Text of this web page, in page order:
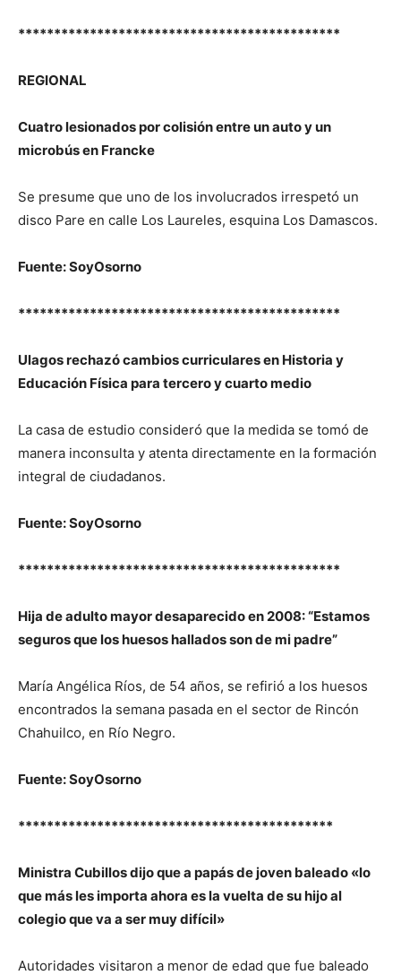
*********************************************
REGIONAL
Cuatro lesionados por colisión entre un auto y un
microbús en Francke
Se presume que uno de los involucrados irrespetó un
disco Pare en calle Los Laureles, esquina Los Damascos.
Fuente: SoyOsorno
*********************************************
Ulagos rechazó cambios curriculares en Historia y
Educación Física para tercero y cuarto medio
La casa de estudio consideró que la medida se tomó de
manera inconsulta y atenta directamente en la formación
integral de ciudadanos.
Fuente: SoyOsorno
*********************************************
Hija de adulto mayor desaparecido en 2008: “Estamos
seguros que los huesos hallados son de mi padre”
María Angélica Ríos, de 54 años, se refirió a los huesos
encontrados la semana pasada en el sector de Rincón
Chahuilco, en Río Negro.
Fuente: SoyOsorno
********************************************
Ministra Cubillos dijo que a papás de joven baleado «lo
que más les importa ahora es la vuelta de su hijo al
colegio que va a ser muy difícil»
Autoridades visitaron a menor de edad que fue baleado